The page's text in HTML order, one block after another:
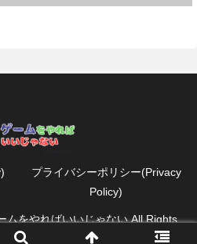
プライバシーポリシー(Privacy
Policy)
をやればいいじゃない All Rights
Reserved.